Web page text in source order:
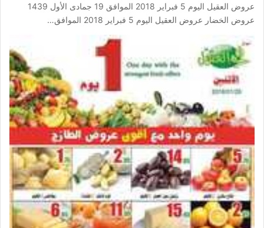
عروض العقيل اليوم 5 فبراير 2018 الموافق 19 جمادى الأول 1439
عروض الخضار عروض العقيل اليوم 5 فبراير 2018 الموافق…